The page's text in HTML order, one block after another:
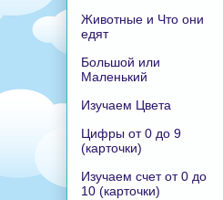
Животные и Что они
едят
Большой или
Маленький
Изучаем Цвета
Цифры от 0 до 9
(карточки)
Изучаем счет от 0 до
10 (карточки)